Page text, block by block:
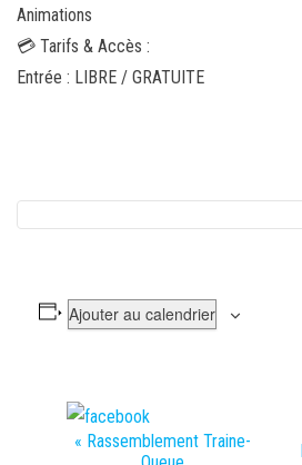
Animations
💳 Tarifs & Accès :
Entrée : LIBRE / GRATUITE
Ajouter au calendrier
Partager
« Rassemblement Traine-